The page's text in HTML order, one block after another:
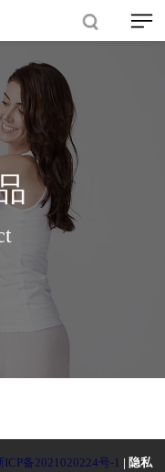
ICP备2021020224号-1 | 隐私